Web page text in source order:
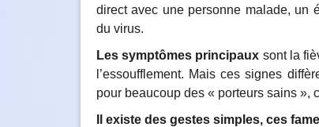
direct avec une personne malade, un
du virus.
Les symptômes principaux sont la
l’essoufflement. Mais ces signes
pour beaucoup des « porteurs sains »,
Il existe des gestes simples, ces